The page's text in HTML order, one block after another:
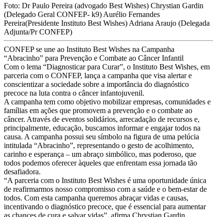
se
une
ao
Best
Wishes
na
Campanha
“Abracinho”
para
Prevenção
e
Combate
ao
Câncer
Infantil
Foto: Dr Paulo Pereira (advogado Best Wishes) Chrystian Gardin
(Delegado Geral CONFEP- k9) Aurélio Fernandes
Pereira(Presidente Instituto Best Wishes) Adriana Araujo (Delegada
Adjunta/Pr CONFEP)
CONFEP se une ao Instituto Best Wishes na Campanha
“Abracinho” para Prevenção e Combate ao Câncer Infantil
Com o lema “Diagnosticar para Curar”, o Instituto Best Wishes, em
parceria com o CONFEP, lança a campanha que visa alertar e
conscientizar a sociedade sobre a importância do diagnóstico
precoce na luta contra o câncer infantojuvenil.
A campanha tem como objetivo mobilizar empresas, comunidades e
famílias em ações que promovem a prevenção e o combate ao
câncer. Através de eventos solidários, arrecadação de recursos e,
principalmente, educação, buscamos informar e engajar todos na
causa. A campanha possui seu símbolo na figura de uma pelúcia
intitulada “Abracinho”, representando o gesto de acolhimento,
carinho e esperança – um abraço simbólico, mas poderoso, que
todos podemos oferecer àqueles que enfrentam essa jornada tão
desafiadora.
“A parceria com o Instituto Best Wishes é uma oportunidade única
de reafirmarmos nosso compromisso com a saúde e o bem-estar de
todos. Com esta campanha queremos abraçar vidas e causas,
incentivando o diagnóstico precoce, que é essencial para aumentar
as chances de cura e salvar vidas”, afirma Chrystian Gardin,